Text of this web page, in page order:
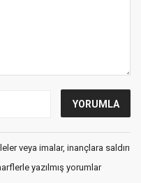
veya imalar, inançlara saldırı
yazılmış yorumlar